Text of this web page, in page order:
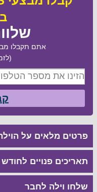
אתם תקבלו
פרטים מלאים על
תאריכים פנויים
שלחו וילה לחבר